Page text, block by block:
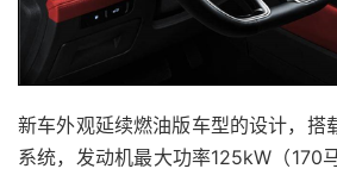
新车外观延续燃油版车型的设计，搭
系统，发动机最大功率125kW（170